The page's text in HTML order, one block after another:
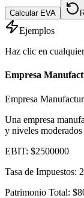
Calcular EVA
Ejemplos
Haz clic en
Empresa
Empresa
Una empresa
y niveles moderados
EBIT: $2500000
Tasa de Impuestos:
Patrimonio Total: $